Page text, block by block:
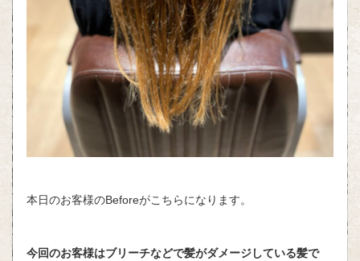
本日のお客様のBeforeがこちらになります。
今回のお客様はブリーチなどで髪がダメージしている髪で